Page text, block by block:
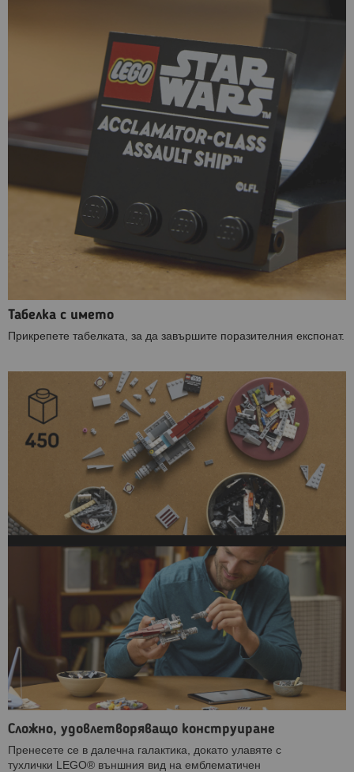
Табелка с името
Прикрепете табелката, за да завършите поразителния експонат.
Сложно, удовлетворяващо конструиране
Пренесете се в далечна галактика, докато улавяте с
тухлички LEGO® външния вид на емблематичен